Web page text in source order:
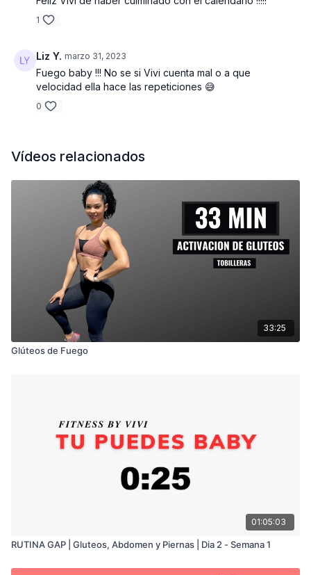
1
Liz Y. marzo 31, 2023
Fuego baby !!! No se si Vivi cuenta mal o a que
velocidad ella hace las repeticiones 😅
0
Vídeos relacionados
33:25
Glúteos de Fuego
01:05:03
RUTINA GAP | Gluteos, Abdomen y Piernas | Dia 2 - Semana 1